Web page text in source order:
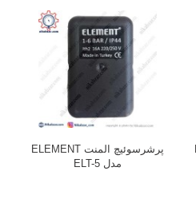
پرشرسوئیچ المنت ELEMENT
مدل ELT-5